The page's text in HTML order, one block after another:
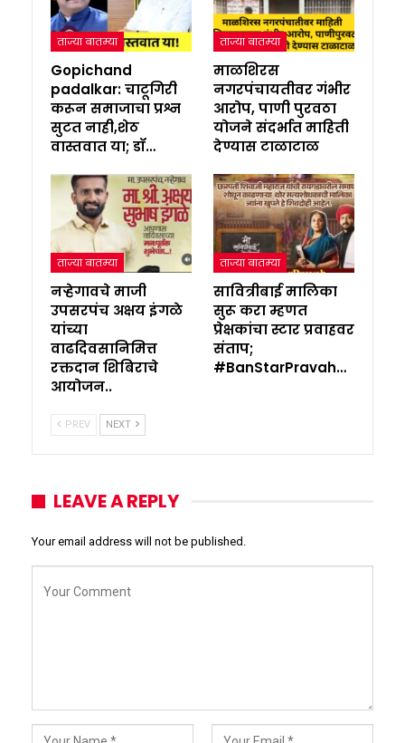
ताज्या बातम्या
Gopichand
padalkar: चाटूगिरी
करून समाजाचा प्रश्न
सुटत नाही,शेठ
वास्तवात या; डॉ…
ताज्या बातम्या
माळशिरस
नगरपंचायतीवर गंभीर
आरोप, पाणी पुरवठा
योजने संदर्भात माहिती
देण्यास टाळाटाळ
ताज्या बातम्या
नऱ्हेगावचे माजी
उपसरपंच अक्षय इंगळे
यांच्या
वाढदिवसानिमित्त
रक्तदान शिबिराचे
आयोजन..
ताज्या बातम्या
सावित्रीबाई मालिका
सुरू करा म्हणत
प्रेक्षकांचा स्टार प्रवाहवर
संताप;
#BanStarPravah…
PREV NEXT
LEAVE A REPLY
Your email address will not be published.